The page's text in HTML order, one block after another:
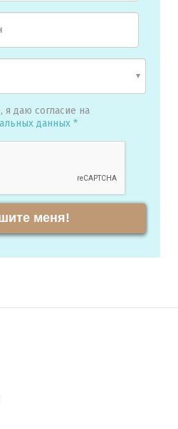
даю согласие на
данных *
меня!